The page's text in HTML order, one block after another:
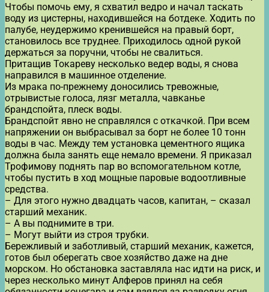
Чтобы помочь ему, я схватил ведро и начал таскать
воду из цистерны, находившейся на ботдеке. Ходить по
палубе, неудержимо кренившейся на правый борт,
становилось все труднее. Приходилось одной рукой
держаться за поручни, чтобы не свалиться.
Притащив Токареву несколько ведер воды, я снова
направился в машинное отделение.
Из мрака по-прежнему доносились тревожные,
отрывистые голоса, лязг металла, чавканье
брандспойта, плеск воды.
Брандспойт явно не справлялся с откачкой. При всем
напряжении он выбрасывал за борт не более 10 тонн
воды в час. Между тем установка цементного ящика
должна была занять еще немало времени. Я приказал
Трофимову поднять пар во вспомогательном котле,
чтобы пустить в ход мощные паровые водоотливные
средства.
– Для этого нужно двадцать часов, капитан, – сказал
старший механик.
– А вы поднимите в три.
– Могут выйти из строя трубки.
Бережливый и заботливый, старший механик, кажется,
готов был оберегать свое хозяйство даже на дне
морском. Но обстановка заставляла нас идти на риск, и
через несколько минут Алферов принял на себя